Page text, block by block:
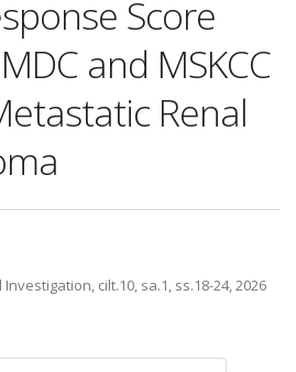
Score
and MSKCC
Renal
cilt.10, sa.1, ss.18-24, 2026